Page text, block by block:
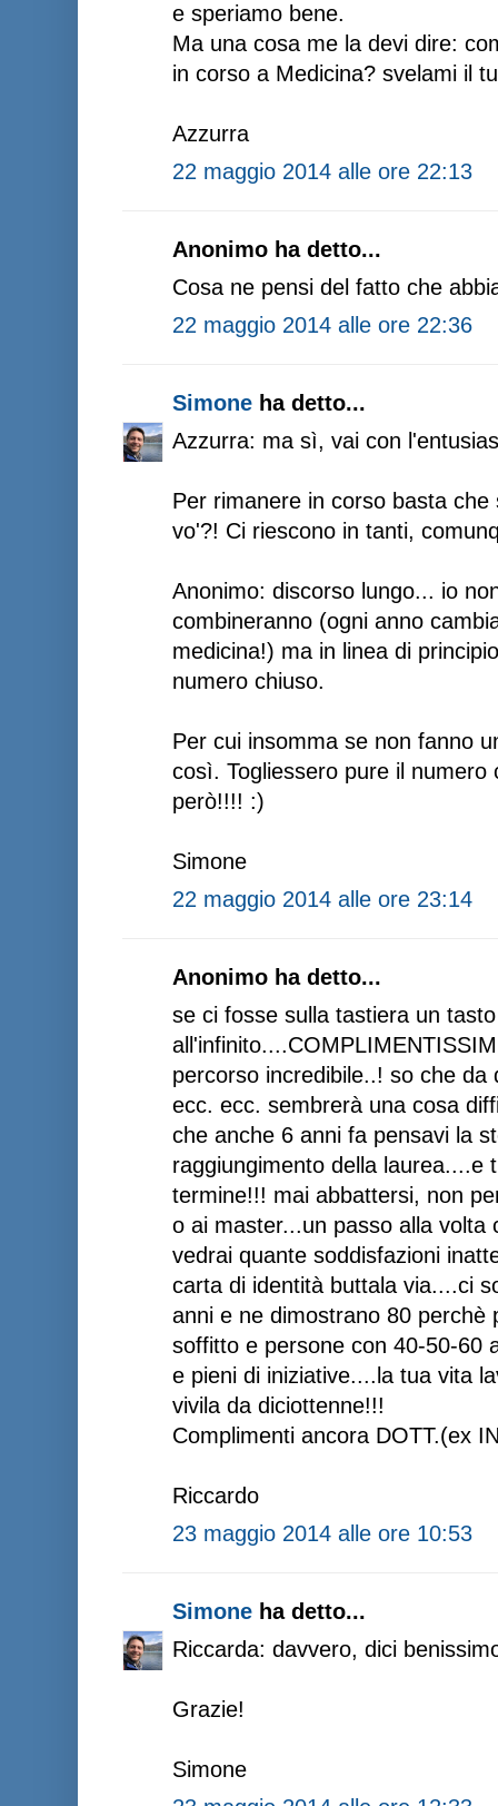
e speriamo bene.
Ma una cosa me la devi dire:
in corso a Medicina? svelami il
Azzurra
22 maggio 2014 alle ore 22:13
Anonimo ha detto...
Cosa ne pensi del fatto che
22 maggio 2014 alle ore 22:36
Simone ha detto...
Azzurra: ma sì, vai con
Per rimanere in corso basta
vo'?! Ci riescono in tanti,
Anonimo: discorso lungo... io
combineranno (ogni anno
medicina!) ma in linea di
numero chiuso.
Per cui insomma se non fanno
così. Togliessero pure il numero
però!!!! :)
Simone
22 maggio 2014 alle ore 23:14
Anonimo ha detto...
se ci fosse sulla tastiera un
percorso incredibile..! so che
ecc. ecc. sembrerà una cosa
che anche 6 anni fa pensavi la
raggiungimento della laurea....e
termine!!! mai abbattersi, non
o ai master...un passo alla volta
vedrai quante soddisfazioni
carta di identità buttala via....ci
anni e ne dimostrano 80 perchè
soffitto e persone con 40-50-60
e pieni di iniziative....la tua vita
vivila da diciottenne!!!
Complimenti ancora DOTT.(ex
Riccardo
23 maggio 2014 alle ore 10:53
Simone ha detto...
Riccarda: davvero, dici
Grazie!
Simone